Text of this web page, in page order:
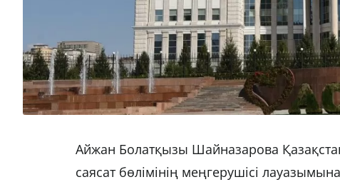
Айжан Болатқызы Шайназарова Қазақстан
саясат бөлімінің меңгерушісі